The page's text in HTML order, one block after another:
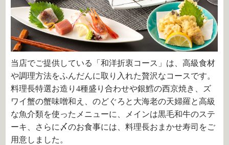
当店でご提供している「和洋折衷コース」は、高級食材
や調理方法をふんだんに取り入れた贅沢なコースです。
料理長特選お造り4種盛り合わせや銀鱈の西京焼き、ズ
ワイ蟹の蟹味噌和え、のどぐろと大海老の天婦羅と高級
な魚介類を使ったメニューに、メインは黒毛和牛のステ
ーキ、さらに〆のお食事には、料理長おまかせ寿司をご
用意しました。